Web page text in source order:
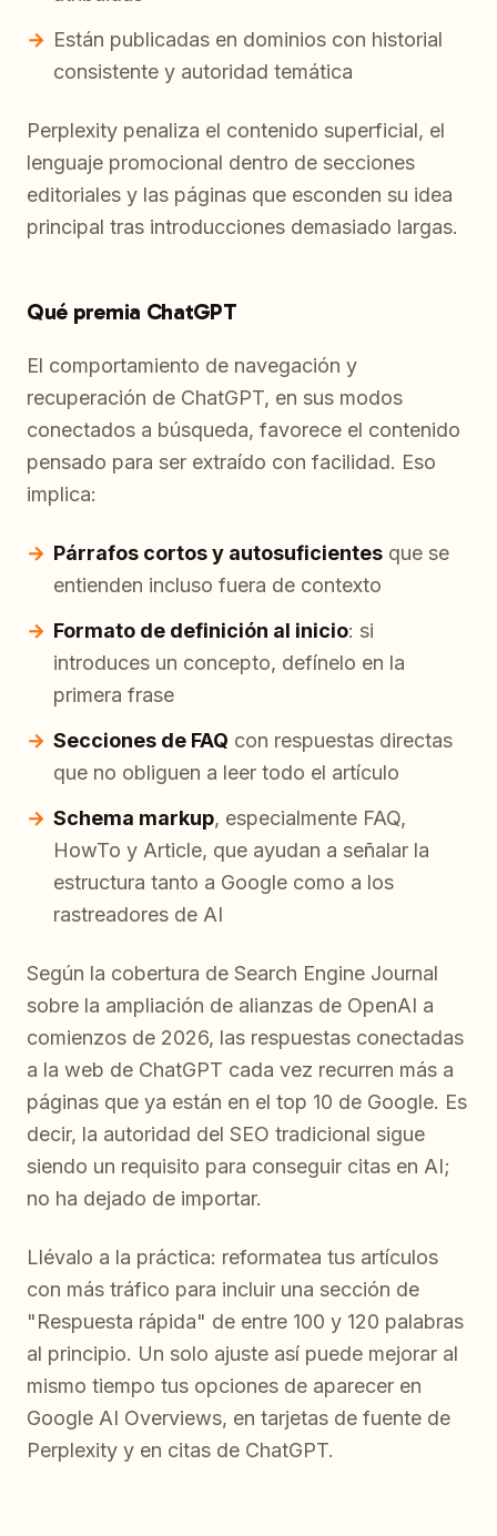
Están publicadas en dominios con historial
consistente y autoridad temática
Perplexity penaliza el contenido superficial, el
lenguaje promocional dentro de secciones
editoriales y las páginas que esconden su idea
principal tras introducciones demasiado largas.
Qué premia ChatGPT
El comportamiento de navegación y
recuperación de ChatGPT, en sus modos
conectados a búsqueda, favorece el contenido
pensado para ser extraído con facilidad. Eso
implica:
Párrafos cortos y autosuficientes que se
entienden incluso fuera de contexto
Formato de definición al inicio: si
introduces un concepto, defínelo en la
primera frase
Secciones de FAQ con respuestas directas
que no obliguen a leer todo el artículo
Schema markup, especialmente FAQ,
HowTo y Article, que ayudan a señalar la
estructura tanto a Google como a los
rastreadores de AI
Según la cobertura de Search Engine Journal
sobre la ampliación de alianzas de OpenAI a
comienzos de 2026, las respuestas conectadas
a la web de ChatGPT cada vez recurren más a
páginas que ya están en el top 10 de Google. Es
decir, la autoridad del SEO tradicional sigue
siendo un requisito para conseguir citas en AI;
no ha dejado de importar.
Llévalo a la práctica: reformatea tus artículos
con más tráfico para incluir una sección de
"Respuesta rápida" de entre 100 y 120 palabras
al principio. Un solo ajuste así puede mejorar al
mismo tiempo tus opciones de aparecer en
Google AI Overviews, en tarjetas de fuente de
Perplexity y en citas de ChatGPT.